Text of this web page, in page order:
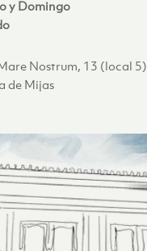
y Domingo
Nostrum, 13 (local 5)
de Mijas